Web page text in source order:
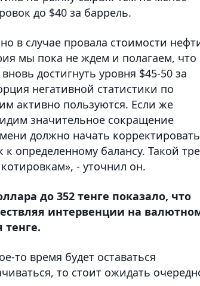
до $40 за баррель.
в случае провала стоимости
мы пока не ждем и полагаем, что
достигнуть уровня $45-50 за
негативной статистики по
активно пользуются. Если же
значительное сокращение
должно начать корректировать
определенному балансу. Такой
- уточнил он.
до 352 тенге показало, что
интервенции на
то время будет оставаться
то стоит ожидать